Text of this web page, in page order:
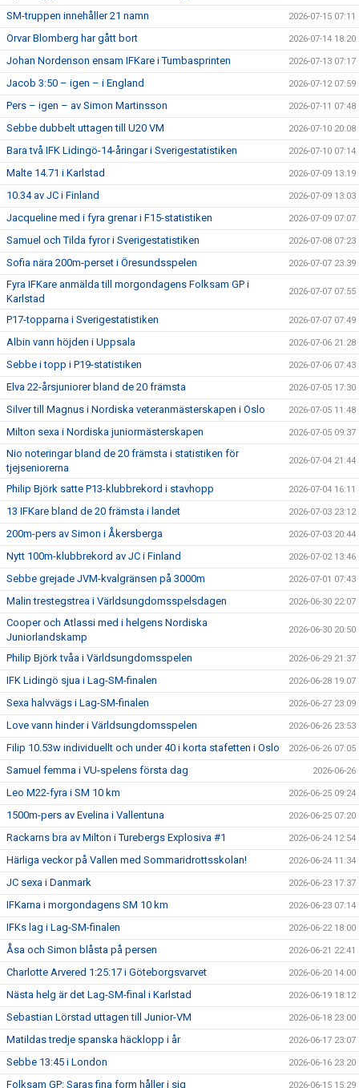
SM-truppen innehåller 21 namn 2026-07-15 07:11
Orvar Blomberg har gått bort 2026-07-14 18:20
Johan Nordenson ensam IFKare i Tumbasprinten 2026-07-13 07:17
Jacob 3:50 – igen – i England 2026-07-12 07:59
Pers – igen – av Simon Martinsson 2026-07-11 07:48
Sebbe dubbelt uttagen till U20 VM 2026-07-10 20:08
Bara två IFK Lidingö-14-åringar i Sverigestatistiken 2026-07-10 07:14
Malte 14.71 i Karlstad 2026-07-09 13:19
10.34 av JC i Finland 2026-07-09 13:03
Jacqueline med i fyra grenar i F15-statistiken 2026-07-09 07:07
Samuel och Tilda fyror i Sverigestatistiken 2026-07-08 07:23
Sofia nära 200m-perset i Öresundsspelen 2026-07-07 23:39
Fyra IFKare anmälda till morgondagens Folksam GP i
Karlstad
2026-07-07 07:55
P17-topparna i Sverigestatistiken 2026-07-07 07:49
Albin vann höjden i Uppsala 2026-07-06 21:28
Sebbe i topp i P19-statistiken 2026-07-06 07:43
Elva 22-årsjuniorer bland de 20 främsta 2026-07-05 17:30
Silver till Magnus i Nordiska veteranmästerskapen i Oslo 2026-07-05 11:48
Milton sexa i Nordiska juniormästerskapen 2026-07-05 09:37
Nio noteringar bland de 20 främsta i statistiken för
tjejseniorerna
2026-07-04 21:44
Philip Björk satte P13-klubbrekord i stavhopp 2026-07-04 16:11
13 IFKare bland de 20 främsta i landet 2026-07-03 23:12
200m-pers av Simon i Åkersberga 2026-07-03 20:44
Nytt 100m-klubbrekord av JC i Finland 2026-07-02 13:46
Sebbe grejade JVM-kvalgränsen på 3000m 2026-07-01 07:43
Malin trestegstrea i Världsungdomsspelsdagen 2026-06-30 22:07
Cooper och Atlassi med i helgens Nordiska
Juniorlandskamp
2026-06-30 20:50
Philip Björk tvåa i Världsungdomsspelen 2026-06-29 21:37
IFK Lidingö sjua i Lag-SM-finalen 2026-06-28 19:07
Sexa halvvägs i Lag-SM-finalen 2026-06-27 23:09
Love vann hinder i Världsungdomsspelen 2026-06-26 23:53
Filip 10.53w individuellt och under 40 i korta stafetten i Oslo 2026-06-26 07:05
Samuel femma i VU-spelens första dag 2026-06-26
Leo M22-fyra i SM 10 km 2026-06-25 09:24
1500m-pers av Evelina i Vallentuna 2026-06-25 07:20
Rackarns bra av Milton i Turebergs Explosiva #1 2026-06-24 12:54
Härliga veckor på Vallen med Sommaridrottsskolan! 2026-06-24 11:34
JC sexa i Danmark 2026-06-23 17:37
IFKarna i morgondagens SM 10 km 2026-06-23 07:14
IFKs lag i Lag-SM-finalen 2026-06-22 18:00
Åsa och Simon blåsta på persen 2026-06-21 22:41
Charlotte Arvered 1:25:17 i Göteborgsvarvet 2026-06-20 14:00
Nästa helg är det Lag-SM-final i Karlstad 2026-06-19 18:12
Sebastian Lörstad uttagen till Junior-VM 2026-06-18 23:00
Matildas tredje spanska häcklopp i år 2026-06-17 23:07
Sebbe 13:45 i London 2026-06-16 23:20
Folksam GP: Saras fina form håller i sig 2026-06-15 15:29